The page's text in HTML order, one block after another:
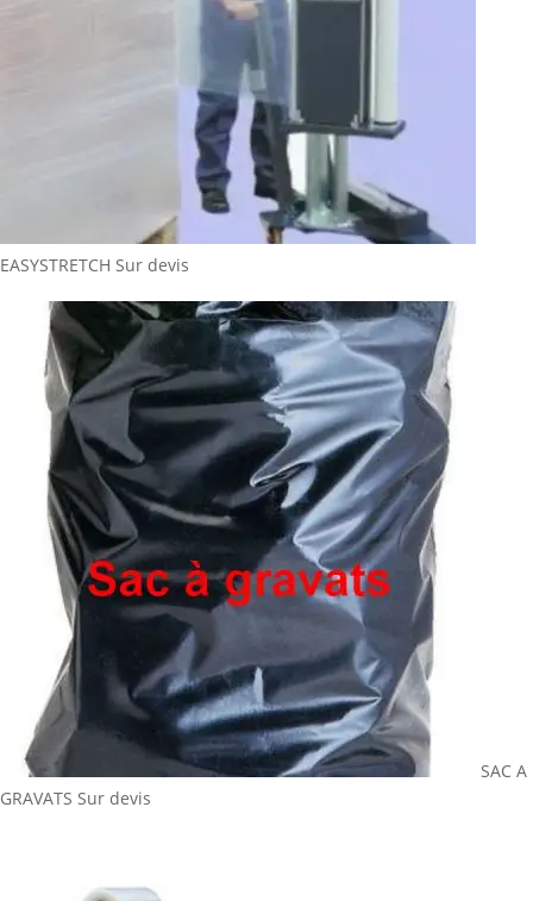
EASYSTRETCH Sur devis
SAC A
GRAVATS Sur devis